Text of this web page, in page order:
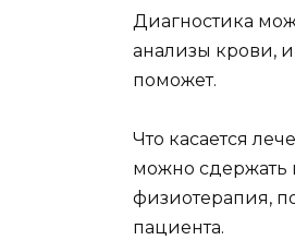
Диагностика
анализы крови,
поможет.
Что касается
можно сдержать
физиотерапия,
пациента.